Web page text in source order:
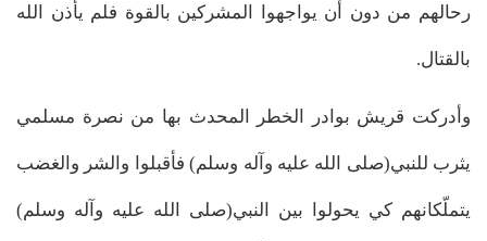
رحالهم من دون أن يواجهوا المشركين بالقوة فلم يأذن الله
بالقتال.
وأدركت قريش بوادر الخطر المحدث بها من نصرة مسلمي
يثرب للنبي(صلى الله عليه وآله وسلم) فأقبلوا والشر والغضب
يتملّكانهم كي يحولوا بين النبي(صلى الله عليه وآله وسلم)